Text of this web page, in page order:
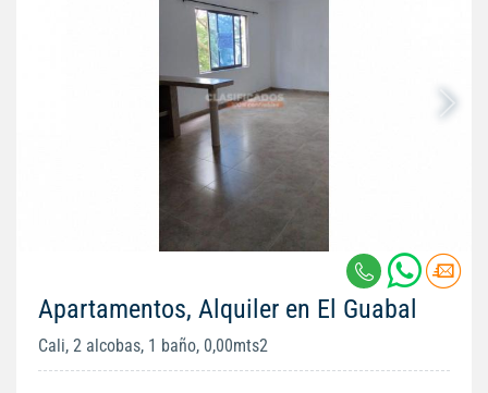
Apartamentos, Alquiler en El Guabal
Cali, 2 alcobas, 1 baño, 0,00mts2